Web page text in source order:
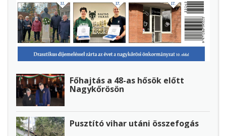
Főhajtás a 48-as hősök előtt
Nagykőrösön
Pusztító vihar utáni összefogás